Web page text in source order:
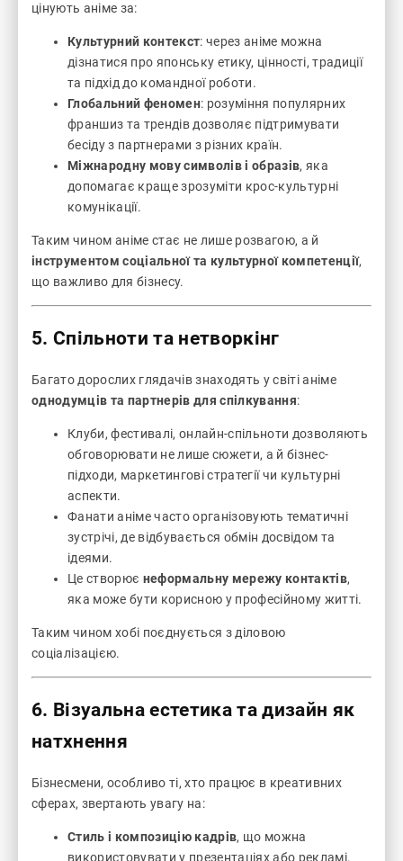
цінують аніме за:
Культурний контекст: через аніме можна
дізнатися про японську етику, цінності, традиції
та підхід до командної роботи.
Глобальний феномен: розуміння популярних
франшиз та трендів дозволяє підтримувати
бесіду з партнерами з різних країн.
Міжнародну мову символів і образів, яка
допомагає краще зрозуміти крос-культурні
комунікації.
Таким чином аніме стає не лише розвагою, а й
інструментом соціальної та культурної компетенції,
що важливо для бізнесу.
5. Спільноти та нетворкінг
Багато дорослих глядачів знаходять у світі аніме
однодумців та партнерів для спілкування:
Клуби, фестивалі, онлайн-спільноти дозволяють
обговорювати не лише сюжети, а й бізнес-
підходи, маркетингові стратегії чи культурні
аспекти.
Фанати аніме часто організовують тематичні
зустрічі, де відбувається обмін досвідом та
ідеями.
Це створює неформальну мережу контактів,
яка може бути корисною у професійному житті.
Таким чином хобі поєднується з діловою
соціалізацією.
6. Візуальна естетика та дизайн як
натхнення
Бізнесмени, особливо ті, хто працює в креативних
сферах, звертають увагу на:
Стиль і композицію кадрів, що можна
використовувати у презентаціях або рекламі.